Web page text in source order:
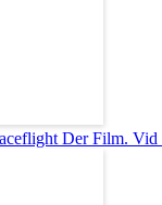
Der Film. Vid